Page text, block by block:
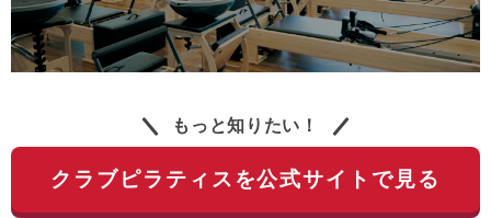
もっと知りたい！
クラブピラティスを公式サイトで見る